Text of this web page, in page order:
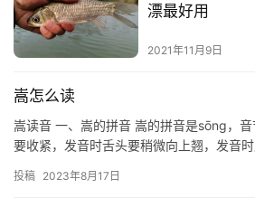
漂最好用
2021年11月9日
嵩怎么读
嵩读音 一、嵩的拼音 嵩的拼音是sōng，
要收紧，发音时舌头要稍微向上翘，发音
投稿 2023年8月17日